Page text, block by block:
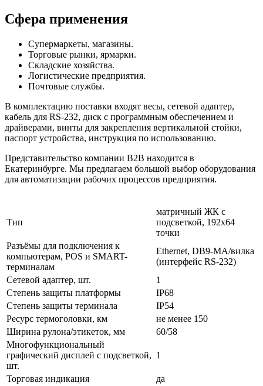
Сфера применения
Супермаркеты, магазины.
Торговые рынки, ярмарки.
Складские хозяйства.
Логистические предприятия.
Почтовые службы.
В комплектацию поставки входят весы, сетевой адаптер,
кабель для RS-232, диск с программным обеспечением и
драйверами, винты для закрепления вертикальной стойки,
паспорт устройства, инструкция по использованию.
Представительство компании B2B находится в
Екатеринбурге. Мы предлагаем большой выбор оборудования
для автоматизации рабочих процессов предприятия.
Тип
матричный ЖК с
подсветкой, 192х64
точки
Разъёмы для подключения к
компьютерам, POS и SMART-
терминалам
Ethernet, DB9-MА/вилка
(интерфейс RS-232)
Сетевой адаптер, шт.
1
Степень защиты платформы
IP68
Степень защиты терминала
IP54
Ресурс термоголовки, км
не менее 150
Ширина рулона/этикеток, мм
60/58
Многофункциональный
графический дисплей с подсветкой,
шт.
1
Торговая индикация
да